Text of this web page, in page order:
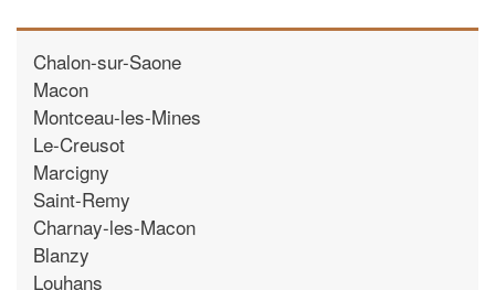
Chalon-sur-Saone
Macon
Montceau-les-Mines
Le-Creusot
Marcigny
Saint-Remy
Charnay-les-Macon
Blanzy
Louhans